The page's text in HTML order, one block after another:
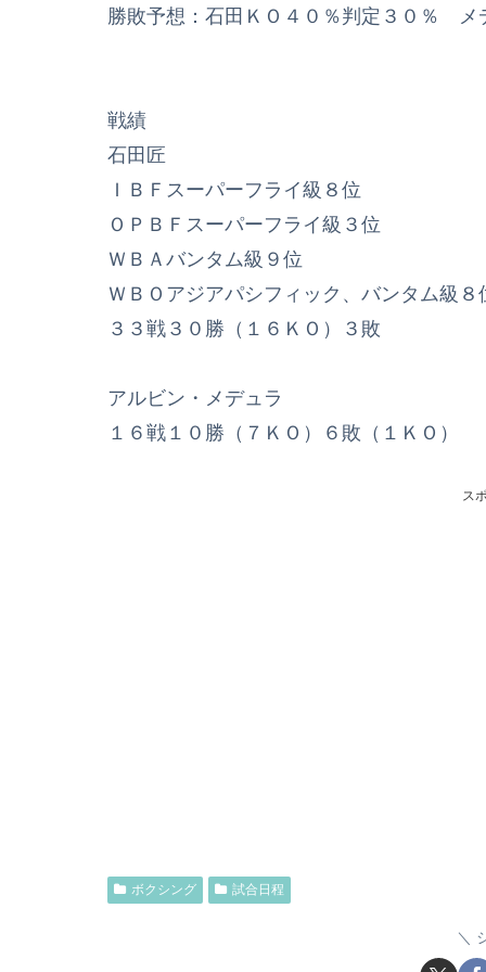
勝敗予想：石田ＫＯ４０％判定３０％ メ
戦績
石田匠
ＩＢＦスーパーフライ級８位
ＯＰＢＦスーパーフライ級３位
ＷＢＡバンタム級９位
ＷＢＯアジアパシフィック、バンタム級８
３３戦３０勝（１６ＫＯ）３敗
アルビン・メデュラ
１６戦１０勝（７ＫＯ）６敗（１ＫＯ）
ス
ボクシング 試合日程